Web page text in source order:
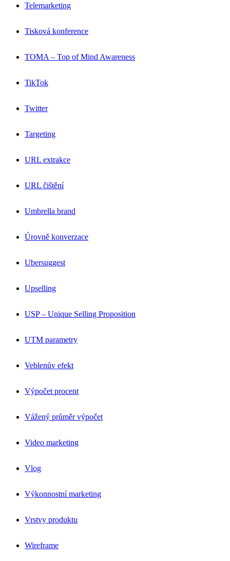
Telemarketing
Tisková konference
TOMA – Top of Mind Awareness
TikTok
Twitter
Targeting
URL extrakce
URL čištění
Umbrella brand
Úrovně konverzace
Ubersuggest
Upselling
USP – Unique Selling Proposition
UTM parametry
Veblenův efekt
Výpočet procent
Vážený průměr výpočet
Video marketing
Vlog
Výkonnostní marketing
Vrstvy produktu
Wireframe